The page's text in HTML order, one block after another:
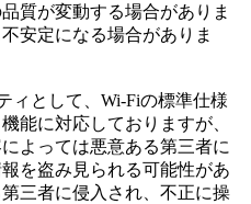
質が変動する場合がありま
安定になる場合がありま
ィとして、Wi-Fiの標準仕様
能に対応しておりますが、
よっては悪意ある第三者に
を盗み見られる可能性があ
三者に侵入され、不正に操